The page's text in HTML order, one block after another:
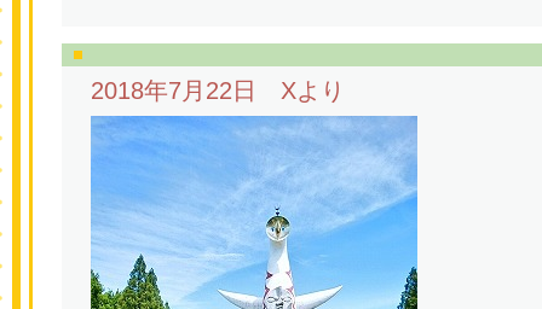
2018年7月22日 Xより